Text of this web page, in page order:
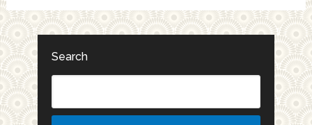
Search